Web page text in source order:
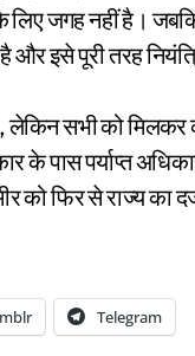
जगह नहीं है। जबकि
और इसे पूरी तरह
लेकिन सभी को
के पास पर्याप्त
फिर से राज्य का
Telegram